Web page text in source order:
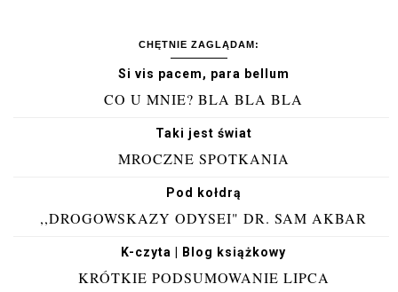
CHĘTNIE ZAGLĄDAM:
Si vis pacem, para bellum
CO U MNIE? BLA BLA BLA
Taki jest świat
MROCZNE SPOTKANIA
Pod kołdrą
,,DROGOWSKAZY ODYSEI" DR. SAM AKBAR
K-czyta | Blog książkowy
KRÓTKIE PODSUMOWANIE LIPCA